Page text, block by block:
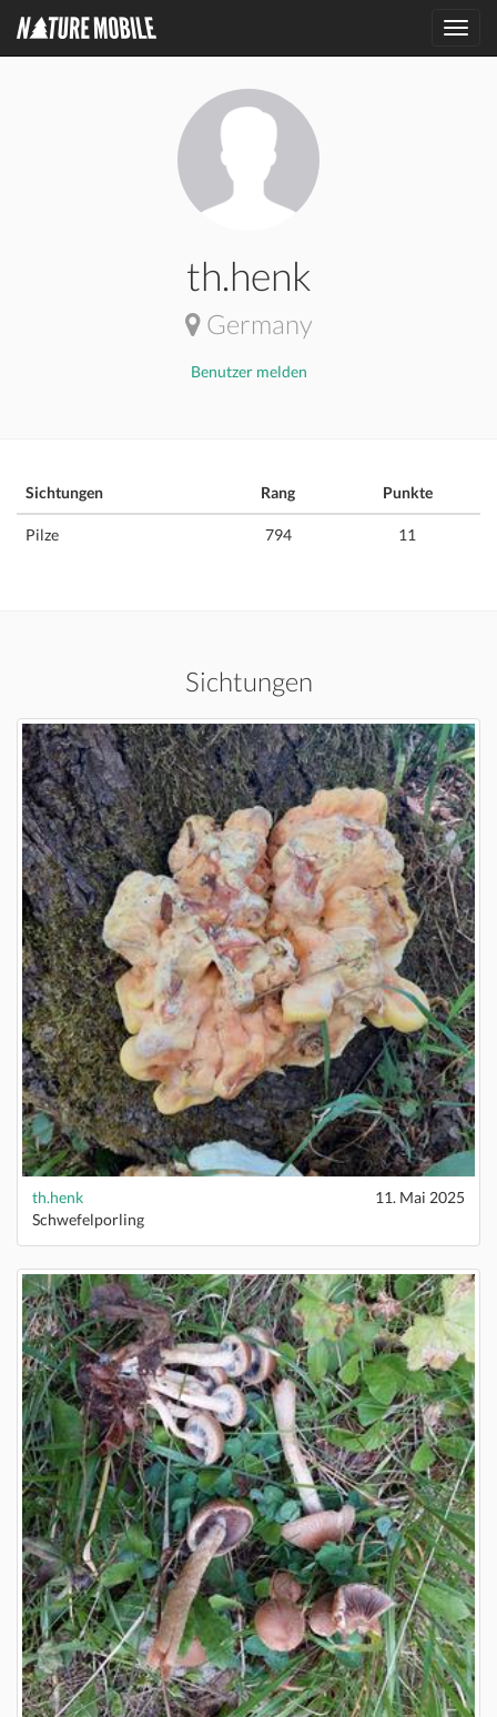
th.henk
Germany
Benutzer melden
Sichtungen Rang Punkte
Pilze 794 11
Sichtungen
th.henk
11. Mai 2025
Schwefelporling